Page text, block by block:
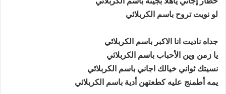
لو نويت تروح باسم الكربلائي
جداه ناديت انا الاكبر باسم الكربلائي
يا زمن وين الأحباب باسم الكربلائي
نسيتك ثواني خيالك اجاني باسم الكربلائي
يمه أطمنج عليه كطعتهن أدية باسم الكربلائي